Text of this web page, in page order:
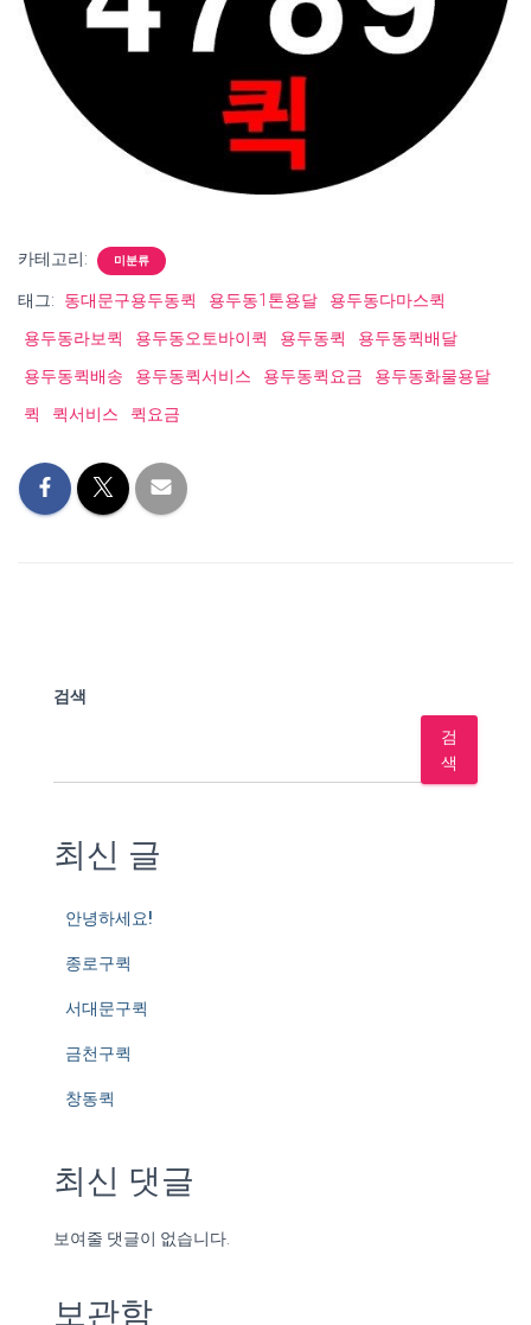
카테고리: 미분류
태그: 동대문구용두동퀵 용두동1톤용달
용두동다마스퀵
용두동라보퀵
용두동오토바이퀵 용두동퀵
용두동퀵배달
용두동퀵배송
용두동퀵서비스 용두동퀵요금
용두동화물용달
퀵
퀵서비스 퀵요금
검색
검
색
최신 글
안녕하세요!
종로구퀵
서대문구퀵
금천구퀵
창동퀵
최신 댓글
보여줄 댓글이 없습니다.
보관함